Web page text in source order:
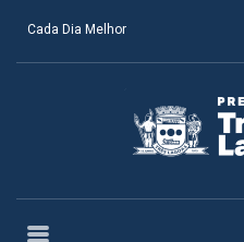
Cada Dia Melhor